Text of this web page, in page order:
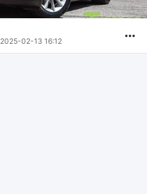
2025-02-13 16:12